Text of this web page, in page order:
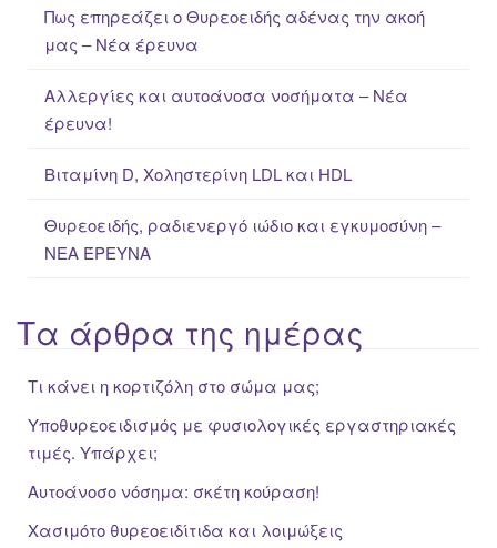
Πως επηρεάζει ο Θυρεοειδής αδένας την ακοή
μας – Νέα έρευνα
Αλλεργίες και αυτοάνοσα νοσήματα – Νέα
έρευνα!
Βιταμίνη D, Χοληστερίνη LDL και HDL
Θυρεοειδής, ραδιενεργό ιώδιο και εγκυμοσύνη –
ΝΕΑ ΈΡΕΥΝΑ
Τα άρθρα της ημέρας
Τι κάνει η κορτιζόλη στο σώμα μας;
Υποθυρεοειδισμός με φυσιολογικές εργαστηριακές
τιμές. Υπάρχει;
Αυτοάνοσο νόσημα: σκέτη κούραση!
Χασιμότο θυρεοειδίτιδα και λοιμώξεις